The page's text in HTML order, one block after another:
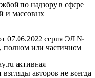
по надзору в сфере
и массовых
07.06.2022 серия ЭЛ №
полном или частичном
активная
авторов не всегда